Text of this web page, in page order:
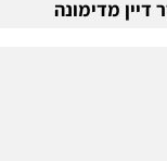
דיין מדימונה